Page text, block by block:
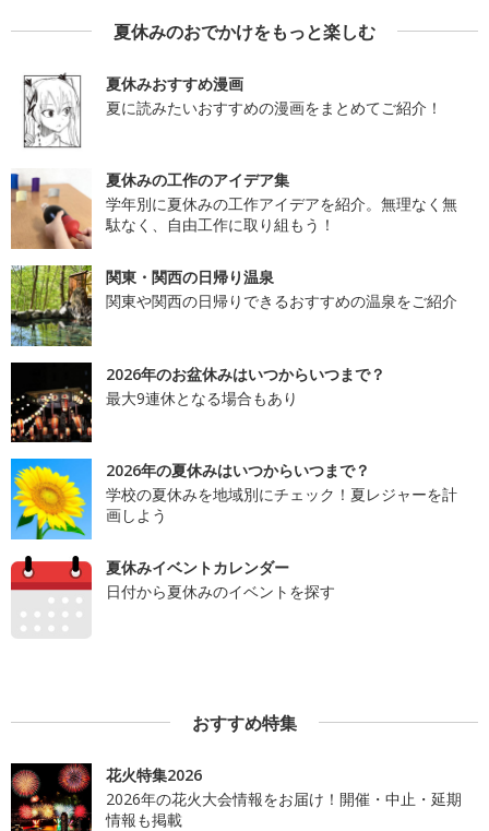
夏休みのおでかけをもっと楽しむ
夏休みおすすめ漫画
夏に読みたいおすすめの漫画をまとめてご紹介！
夏休みの工作のアイデア集
学年別に夏休みの工作アイデアを紹介。無理なく無
駄なく、自由工作に取り組もう！
関東・関西の日帰り温泉
関東や関西の日帰りできるおすすめの温泉をご紹介
2026年のお盆休みはいつからいつまで？
最大9連休となる場合もあり
2026年の夏休みはいつからいつまで？
学校の夏休みを地域別にチェック！夏レジャーを計
画しよう
夏休みイベントカレンダー
日付から夏休みのイベントを探す
おすすめ特集
花火特集2026
2026年の花火大会情報をお届け！開催・中止・延期
情報も掲載